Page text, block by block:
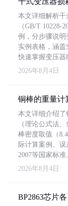
本文详细解析
（GB/T 10228-
例，分步骤说
实例表格，涵盖
快速掌握变压器
2026年8月4日
铜棒的重量计
本文详细介绍
（理论公式法
棒密度取值（
际计算案例、
2007等国家标准
2026年8月4日
BP2863芯片